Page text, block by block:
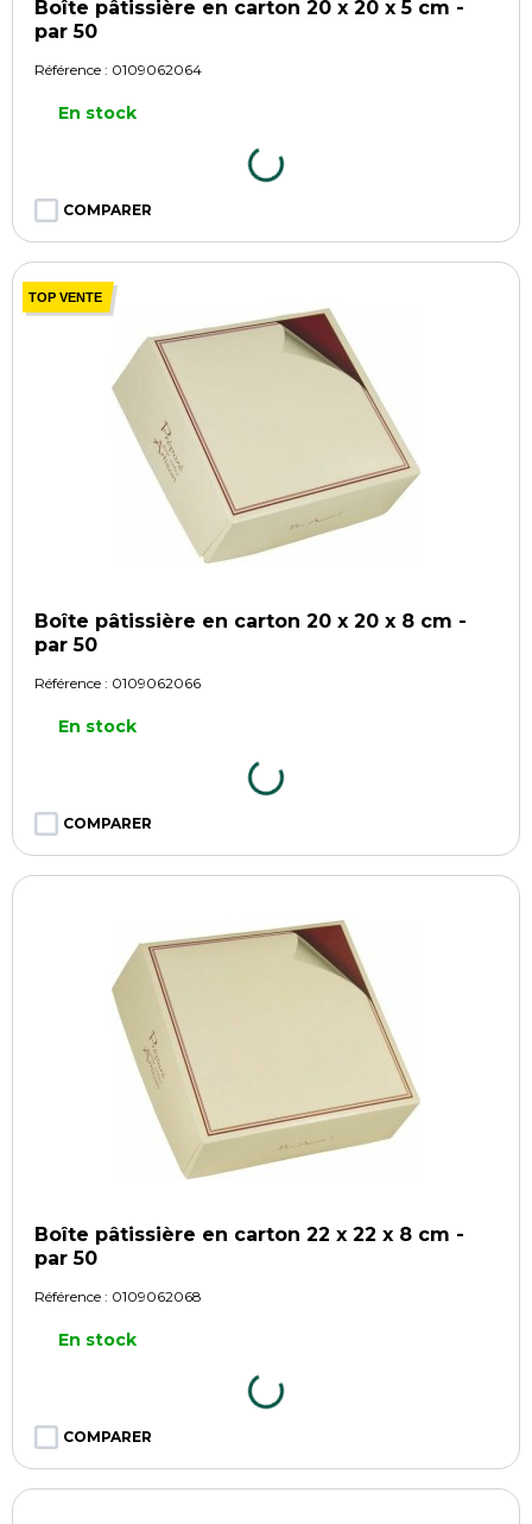
Boîte pâtissière en carton 20 x 20 x 5 cm -
par 50
Référence : 0109062064
En stock
COMPARER
TOP VENTE
Boîte pâtissière en carton 20 x 20 x 8 cm -
par 50
Référence : 0109062066
En stock
COMPARER
Boîte pâtissière en carton 22 x 22 x 8 cm -
par 50
Référence : 0109062068
En stock
COMPARER